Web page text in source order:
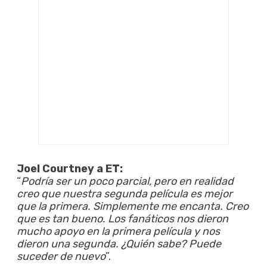
Joel Courtney a ET:
“Podría ser un poco parcial, pero en realidad
creo que nuestra segunda película es mejor
que la primera. Simplemente me encanta. Creo
que es tan bueno. Los fanáticos nos dieron
mucho apoyo en la primera película y nos
dieron una segunda. ¿Quién sabe? Puede
suceder de nuevo”.